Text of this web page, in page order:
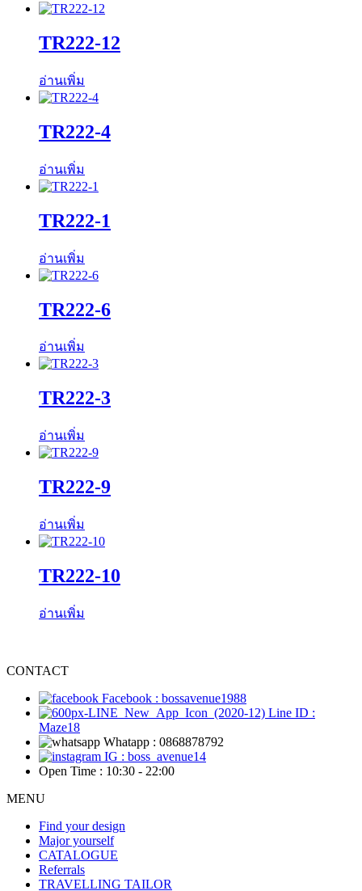
TR222-12
อ่านเพิ่ม
TR222-4
อ่านเพิ่ม
TR222-1
อ่านเพิ่ม
TR222-6
อ่านเพิ่ม
TR222-3
อ่านเพิ่ม
TR222-9
อ่านเพิ่ม
TR222-10
อ่านเพิ่ม
CONTACT
Facebook : bossavenue1988
Line ID :
Maze18
Whatapp : 0868878792
IG : boss_avenue14
Open Time : 10:30 - 22:00
MENU
Find your design
Major yourself
CATALOGUE
Referrals
TRAVELLING TAILOR